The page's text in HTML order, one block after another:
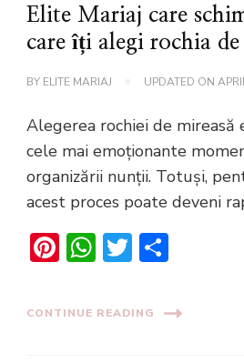
Elite Mariaj care
care îți alegi rochia de
BY ELITE MARIAJ UPDATED ON
Alegerea rochiei de
cele mai emoționante
organizării nunții. Totuși,
acest proces poate deveni
Pinterest
WhatsApp
Twitter
CONTINUE READING